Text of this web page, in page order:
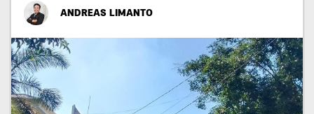
ANDREAS LIMANTO